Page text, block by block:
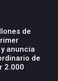
de
anuncia
de
2.000